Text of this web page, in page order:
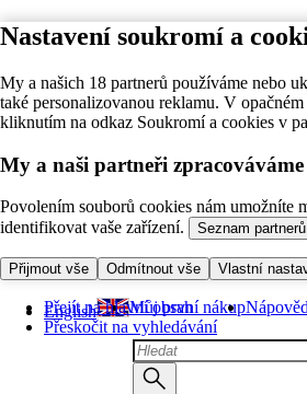
Nastavení soukromí a
My a našich 18 partnerů používáme nebo
také personalizovanou reklamu. V
kliknutím na odkaz Soukromí a cookies v
My a naši partneři
Povolením souborů cookies nám umožníte
identifikovat vaše zařízení.
Seznam
Přijmout vše Odmítnout vše Vlastní
Přejít na hlavní obsah
Přeskočit na vyhledávání
English Můj první nákup